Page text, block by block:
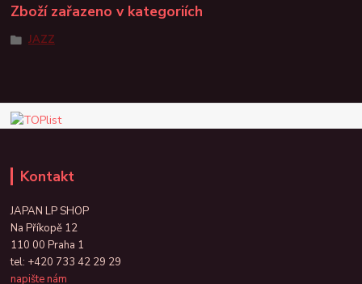
Zboží zařazeno v kategoriích
JAZZ
Kontakt
JAPAN LP SHOP
Na Příkopě 12
110 00 Praha 1
tel: +420 733 42 29 29
napište nám